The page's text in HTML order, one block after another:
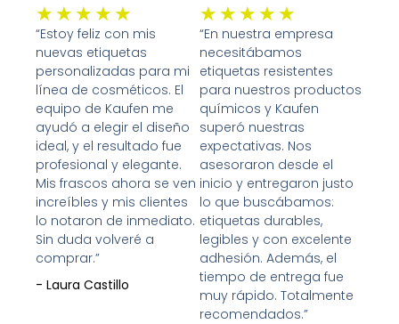
★ ★ ★ ★ ★ Valorado
con
5
de
5
“Estoy feliz con mis
nuevas etiquetas
personalizadas para mi
línea de cosméticos. El
equipo de Kaufen me
ayudó a elegir el diseño
ideal, y el resultado fue
profesional y elegante.
Mis frascos ahora se ven
increíbles y mis clientes
lo notaron de inmediato.
Sin duda volveré a
comprar.”
- Laura Castillo
★ ★ ★ ★ ★
con
5
de
5
“En nuestra empresa
necesitábamos
etiquetas resistentes
para nuestros productos
químicos y Kaufen
superó nuestras
expectativas. Nos
asesoraron desde el
inicio y entregaron justo
lo que buscábamos:
etiquetas durables,
legibles y con excelente
adhesión. Además, el
tiempo de entrega fue
muy rápido. Totalmente
recomendados.”